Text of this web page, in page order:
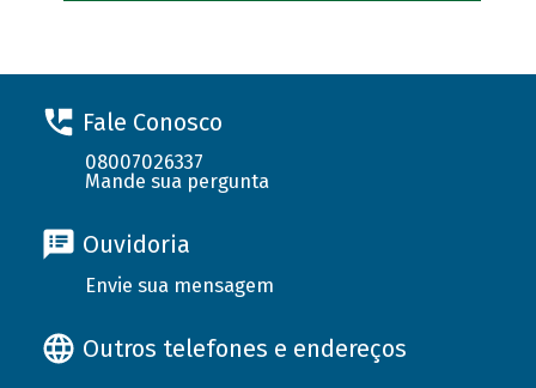
Fale Conosco
08007026337
Mande sua pergunta
Ouvidoria
Envie sua mensagem
Outros telefones e endereços